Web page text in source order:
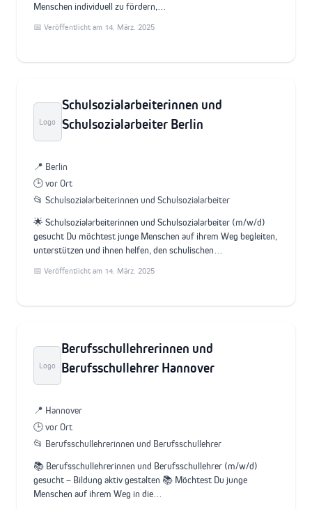
Menschen individuell zu fördern,…
📅 Veröffentlicht am 14. März. 2025
Logo
Schulsozialarbeiterinnen und
Schulsozialarbeiter Berlin
📍 Berlin
🕒 vor Ort
📂 Schulsozialarbeiterinnen und Schulsozialarbeiter
🌟 Schulsozialarbeiterinnen und Schulsozialarbeiter (m/w/d)
gesucht Du möchtest junge Menschen auf ihrem Weg begleiten,
unterstützen und ihnen helfen, den schulischen…
📅 Veröffentlicht am 14. März. 2025
Logo
Berufsschullehrerinnen und
Berufsschullehrer Hannover
📍 Hannover
🕒 vor Ort
📂 Berufsschullehrerinnen und Berufsschullehrer
📚 Berufsschullehrerinnen und Berufsschullehrer (m/w/d)
gesucht – Bildung aktiv gestalten 📚 Möchtest Du junge
Menschen auf ihrem Weg in die…